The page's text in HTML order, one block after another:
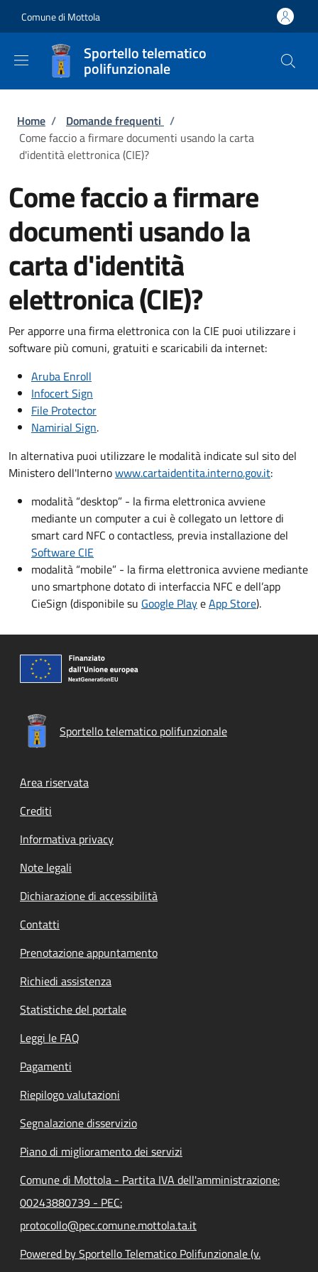
Comune di Mottola
Sportello telematico
polifunzionale
Briciole di pane
Home / Domande frequenti /
Come faccio a firmare documenti usando la carta
d'identità elettronica (CIE)?
Come faccio a firmare
documenti usando la
carta d'identità
elettronica (CIE)?
Per apporre una firma elettronica con la CIE puoi utilizzare i
software più comuni, gratuiti e scaricabili da internet:
Aruba Enroll
Infocert Sign
File Protector
Namirial Sign.
In alternativa puoi utilizzare le modalità indicate sul sito del
Ministero dell'Internowww.cartaidentita.interno.gov.it:
modalità “desktop” - la firma elettronica avviene
mediante un computer a cui è collegato un lettore di
smart card NFC o contactless, previa installazione del
Software CIE
modalità “mobile” - la firma elettronica avviene mediante
uno smartphone dotato di interfaccia NFC e dell’app
CieSign (disponibile su Google PlayeApp Store).
Sportello telematico polifunzionale
Footer menu
Area riservata
Crediti
Informativa privacy
Note legali
Dichiarazione di accessibilità
Contatti
Prenotazione appuntamento
Richiedi assistenza
Statistiche del portale
Leggi le FAQ
Pagamenti
Riepilogo valutazioni
Segnalazione disservizio
Piano di miglioramento dei servizi
Comune di Mottola - Partita IVA dell'amministrazione:
00243880739 - PEC:
protocollo@pec.comune.mottola.ta.it
Powered by Sportello Telematico Polifunzionale (v.